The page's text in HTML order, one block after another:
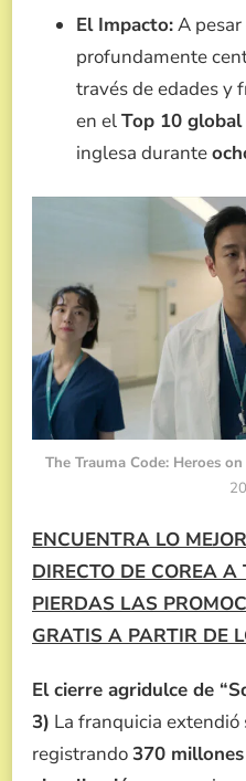
El Impacto:A
profundamente
través de edades y
en elTop 10 global
inglesa durante
The Trauma Code: Heroes
ENCUENTRA LO
DIRECTO DE COREA
PIERDAS LAS
GRATIS A PARTIR DE
El cierre agridulce de
3) La franquicia
registrando370